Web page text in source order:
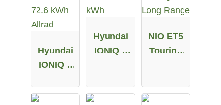
Hyundai
IONIQ 5
Allrad
Hyundai
IONIQ 5
NIO ET5
Touring